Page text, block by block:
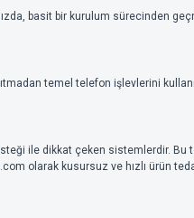
basit bir kurulum sürecinden
temel telefon işlevlerini
ile dikkat çeken sistemlerdir.
olarak kusursuz ve hızlı ürün